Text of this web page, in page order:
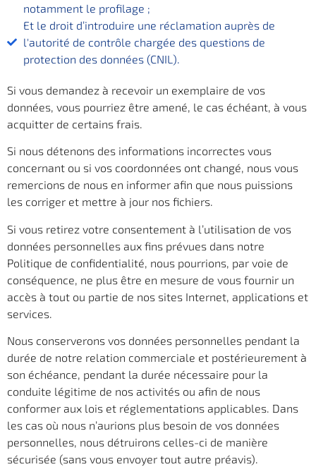
notamment le profilage ;
Et le droit d’introduire une réclamation auprès de
l'autorité de contrôle chargée des questions de
protection des données (CNIL).
Si vous demandez à recevoir un exemplaire de vos
données, vous pourriez être amené, le cas échéant, à vous
acquitter de certains frais.
Si nous détenons des informations incorrectes vous
concernant ou si vos coordonnées ont changé, nous vous
remercions de nous en informer afin que nous puissions
les corriger et mettre à jour nos fichiers.
Si vous retirez votre consentement à l’utilisation de vos
données personnelles aux fins prévues dans notre
Politique de confidentialité, nous pourrions, par voie de
conséquence, ne plus être en mesure de vous fournir un
accès à tout ou partie de nos sites Internet, applications et
services.
Nous conserverons vos données personnelles pendant la
durée de notre relation commerciale et postérieurement à
son échéance, pendant la durée nécessaire pour la
conduite légitime de nos activités ou afin de nous
conformer aux lois et réglementations applicables. Dans
les cas où nous n’aurions plus besoin de vos données
personnelles, nous détruirons celles-ci de manière
sécurisée (sans vous envoyer tout autre préavis).